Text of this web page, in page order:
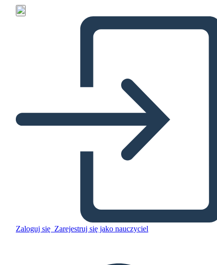
Zaloguj się Zarejestruj się jako nauczyciel